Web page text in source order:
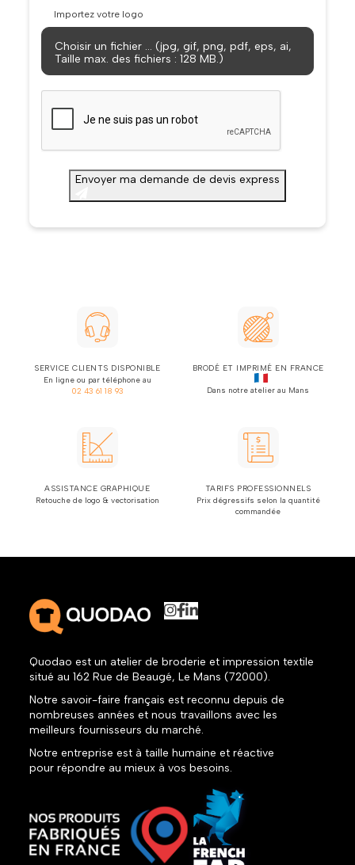
Importez votre logo
Choisir un fichier … (jpg, gif, png, pdf, eps, ai,
Taille max. des fichiers : 128 MB.)
Envoyer ma demande de devis express
SERVICE CLIENTS DISPONIBLE
En ligne ou par téléphone au
02 43 61 18 93
BRODÉ ET IMPRIMÉ EN FRANCE
Dans notre atelier au Mans
ASSISTANCE GRAPHIQUE
Retouche de logo & vectorisation
TARIFS PROFESSIONNELS
Prix dégressifs selon la quantité
commandée
Quodao est un atelier de broderie et impression textile
situé au 162 Rue de Beaugé, Le Mans (72000).
Notre savoir-faire français est reconnu depuis de
nombreuses années et nous travaillons avec les
meilleurs fournisseurs du marché.
Notre entreprise est à taille humaine et réactive
pour répondre au mieux à vos besoins.